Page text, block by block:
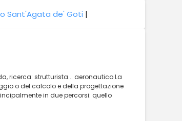
Sant'Agata de' Goti |
ricerca: strutturista... aeronautico La
o del calcolo e della progettazione
in due percorsi: quello